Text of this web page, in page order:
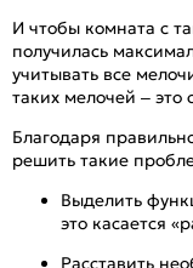
И чтобы комната с
получилась
учитывать все
таких мелочей – это
Благодаря
решить такие
Выделить
это касается
Расставить